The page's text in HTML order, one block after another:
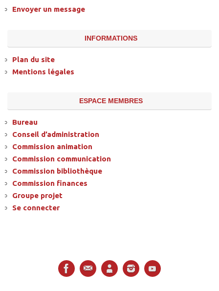
Envoyer un message
INFORMATIONS
Plan du site
Mentions légales
ESPACE MEMBRES
Bureau
Conseil d’administration
Commission animation
Commission communication
Commission bibliothèque
Commission finances
Groupe projet
Se connecter